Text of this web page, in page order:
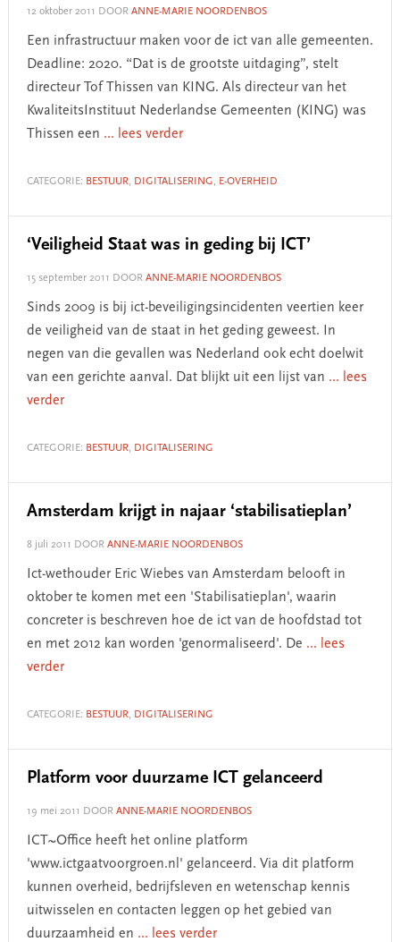
12 oktober 2011 DOOR ANNE-MARIE NOORDENBOS
Een infrastructuur maken voor de ict van alle gemeenten.
Deadline: 2020. “Dat is de grootste uitdaging”, stelt
directeur Tof Thissen van KING. Als directeur van het
KwaliteitsInstituut Nederlandse Gemeenten (KING) was
Thissen een ... lees verder
CATEGORIE: BESTUUR, DIGITALISERING, E-OVERHEID
‘Veiligheid Staat was in geding bij ICT’
15 september 2011 DOOR ANNE-MARIE NOORDENBOS
Sinds 2009 is bij ict-beveiligingsincidenten veertien keer
de veiligheid van de staat in het geding geweest. In
negen van die gevallen was Nederland ook echt doelwit
van een gerichte aanval. Dat blijkt uit een lijst van ... lees
verder
CATEGORIE: BESTUUR, DIGITALISERING
Amsterdam krijgt in najaar ‘stabilisatieplan’
8 juli 2011 DOOR ANNE-MARIE NOORDENBOS
Ict-wethouder Eric Wiebes van Amsterdam belooft in
oktober te komen met een 'Stabilisatieplan', waarin
concreter is beschreven hoe de ict van de hoofdstad tot
en met 2012 kan worden 'genormaliseerd'. De ... lees
verder
CATEGORIE: BESTUUR, DIGITALISERING
Platform voor duurzame ICT gelanceerd
19 mei 2011 DOOR ANNE-MARIE NOORDENBOS
ICT~Office heeft het online platform
'www.ictgaatvoorgroen.nl' gelanceerd. Via dit platform
kunnen overheid, bedrijfsleven en wetenschap kennis
uitwisselen en contacten leggen op het gebied van
duurzaamheid en ... lees verder